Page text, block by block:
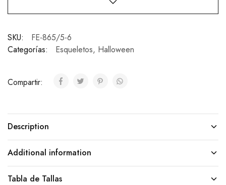
SKU:
FE-865/5-6
Categorías:
Esqueletos, Halloween
Compartir:
Description
Additional information
Tabla de Tallas